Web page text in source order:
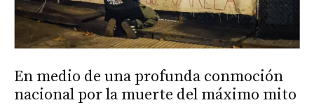
En medio de una profunda conmoción
nacional por la muerte del máximo mito